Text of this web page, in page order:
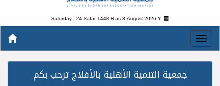
Saturday , 24 Safar 1448 H as8 August 2026 Y
جمعية التنمية الأهلية بالأفلاج ترحب بكم